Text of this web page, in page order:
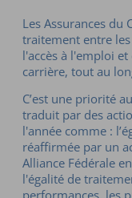
Les Assurances du
traitement entre
l'accès à l'emploi
carrière, tout au
C’est une priorité
traduit par des
l'année comme :
réaffirmée par un
Alliance Fédérale
l'égalité de